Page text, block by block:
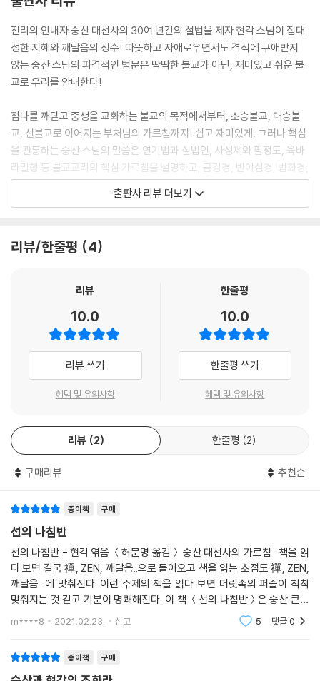
한 가장 좋은 방법은 참선 수행이다.
바른 수행은 우리 자신을 이해하는 일에서부터 시작한다. ‘나는 누구인
가?’라고 묻는 것이 참선 수행의 시작이자 끝이다. 이 질문을 깊이 하게 되
면 모든 생각이 끊어지고 생각 이전의 상태로 돌아오게 된다. 그리하여 ‘오
직 모를 뿐’을 깨달아 우리 자신을 알게 되는 것이다. 우리의 본래 모습이란
우리는 우리 자신을 찾을 수 있고 다른 중생들을 고통에서 구해낼 수 있다.
그것이 바로 ‘눈뜸’이다.
이 책의 제목을 왜 ‘선의 나침반’이라고 지었는가? 부처님은 우리 인생이
‘고해(苦海)’라고 가르쳤다. 모든 사람들은 나고 늙고 병들어 죽는다. 그리
고 또 다시 태어나고, 우리의 욕망과 집착 때문에 우리는 고해에 빠지기를
반복한다. 산스크리트로 이것을 ‘삼사라(samsara, 輪回)’라고 부른다.
마찬가지로 나침반이 필요하다. --- 저자의 말 중에서
그 순간 우리 자신과 우주는 완벽하게 하나가 된다. 다른 것도 아닌 오직
‘참선 수행’이라는 직접 경험을 통해 올바른 길과 진리를 얻게 되는 것이다.
예수님은 ‘나는 길이요, 진리요, 생명이다’라고 하셨다. 불교 역시 진리로
향하는 길을 걸으며 참 나를 깨닫고 고통에 빠진 중생들을 구하는 것이 목
적이다. 이것이야말로 인간으로 태어난 우리가 진정 할 수 있는 일이다.
우리가 참 나를 얻을 때 우리는 우주적 존재가 된다. 우주와 나는 분리되지
않은 하나이기 때문이다. 이것을 깨닫는다면 우리는 바로 지금 이 순간 무
계, 올바른 실천(실용, 實用)이 가능하기 때문이다.
불교의 목적은 ‘깨달음을 얻고 모든 중생을 제도하는 것이다.(上求菩提
下化衆生)’ 그러나 이 두 가지는 분리되는 것이 아니다. 깨닫고 가르치는
수가 없다. 예를 들어 당신이 깨달음을 얻는다고 하면서 사람들과의 삶을
얻기 위한 피나는 수행을 하지 않는다면 또한 부처가 될 수 없다.
깨달음을 얻고 중생을 제도하는 두 가지 수레바퀴로 나아갈 때, 우리는 불
국토의 나라에 도달할 수 있는 것이다. 아무리 8만 4천 경전이나 성경을
줄줄이 왼다 하더라도 나 자신을 찾지 못한다면 중생을 제도할 수 없으며,
그 모든 이해와 지식은 무용지물이 되는 것이다. 박사학위를 몇 개씩 가지
고 있는 사람이라 할지라도 정작 눈감고 죽는 순간에 그것이 무슨 도움이
--- 본문 중에서
진리의 안내자 숭산 대선사의 30여 년간의 설법을 제자 현각 스님이 집대
성한 지혜와 깨달음의 정수! 따뜻하고 자애로우면서도 격식에 구애받지
않는 숭산 스님의 파격적인 법문은 딱딱한 불교가 아닌, 재미있고 쉬운 불
교로 우리를 안내한다!
참나를 깨닫고 중생을 교화하는 불교의 목적에서부터, 소승불교, 대승불
교, 선불교로 이어지는 부처님의 가르침까지! 쉽고 재미있게, 그러나 핵심
을 관통하는 숭산 스님의 말씀은 연기법과 삼법인, 사성제와 팔정도, 육바
라밀행 등 불교교리의 핵심 가르침을 설명하고, 금강경, 반야심경, 법화경,
화엄경 등 경전에 담긴 불법의 세계를 경험하게 한다. 2500년간 이어온
불교의 맥을 한 권으로 꿰뚫는 ‘한국의 달마’ 숭산 대선사의 가르침!
출판사 리뷰 더보기
리뷰/한줄평 4
리뷰
10.0
리뷰 쓰기
혜택 및 유의사항
한줄평
10.0
한줄평 쓰기
혜택 및 유의사항
리뷰 2 한줄평 2
구매리뷰 추천순
종이책 구매
선의 나침반
선의 나침반 - 현각 엮음 ＜허문명 옮김＞ 숭산 대선사의 가르침 책을 읽
다 보면 결국 禪, ZEN, 깨달음..으로 돌아오고 책을 읽는 초점도 禪, ZEN,
깨달음...에 맞춰진다. 이런 주제의 책을 읽다 보면 머릿속의 퍼즐이 착착
맞춰지는 것 같고 기분이 명쾌해진다. 이 책 ＜선의 나침반＞은 숭산 큰스
님이 외국에서 활동하시면서 외국인 제자들에게 설법하신 영어 법문을 현
m****8 2021.02.23. 신고 5 댓글0
종이책 구매